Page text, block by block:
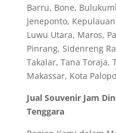
Barru, Bone,
Jeneponto,
Luwu Utara, Maros,
Pinrang, Sidenreng
Takalar, Tana Toraja,
Makassar, Kota
Jual Souvenir Jam
Tenggara